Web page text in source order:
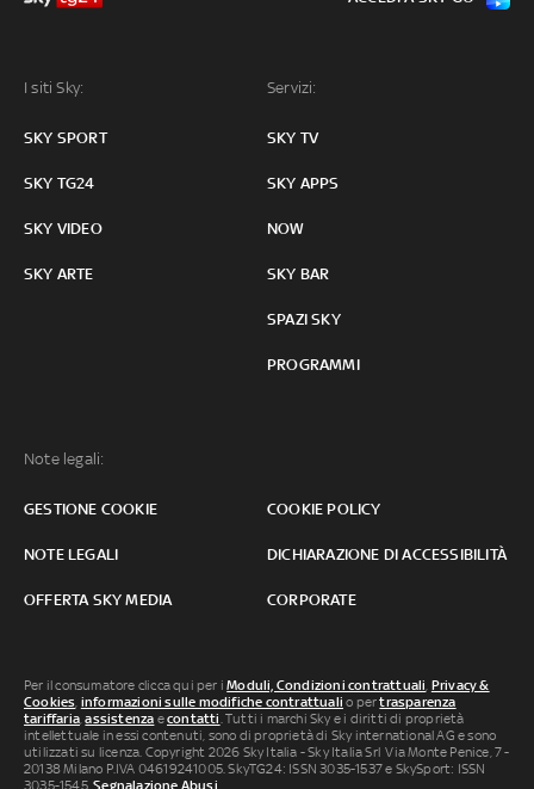
I siti Sky:
SKY SPORT
SKY TG24
SKY VIDEO
SKY ARTE
Servizi:
SKY TV
SKY APPS
NOW
SKY BAR
SPAZI SKY
PROGRAMMI
Note legali:
GESTIONE COOKIE COOKIE POLICY
NOTE LEGALI DICHIARAZIONE DI ACCESSIBILITÀ
OFFERTA SKY MEDIA CORPORATE
Per il consumatore clicca qui per iModuli, Condizioni contrattuali, Privacy &
Cookies, informazioni sulle modifiche contrattuali o pertrasparenza
tariffaria,assistenza econtatti. Tutti i marchi Sky e i diritti di proprietà
intellettuale in essi contenuti, sono di proprietà di Sky international AG e sono
utilizzati su licenza. Copyright 2026 Sky Italia - Sky Italia Srl Via Monte Penice, 7 -
20138 Milano P.IVA 04619241005. SkyTG24: ISSN 3035-1537 e SkySport: ISSN
3035-1545.Segnalazione Abusi